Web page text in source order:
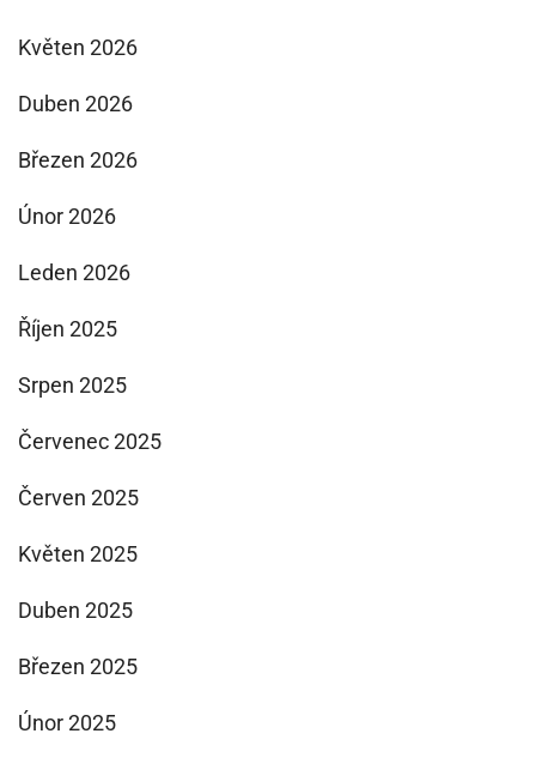
Květen 2026
Duben 2026
Březen 2026
Únor 2026
Leden 2026
Říjen 2025
Srpen 2025
Červenec 2025
Červen 2025
Květen 2025
Duben 2025
Březen 2025
Únor 2025